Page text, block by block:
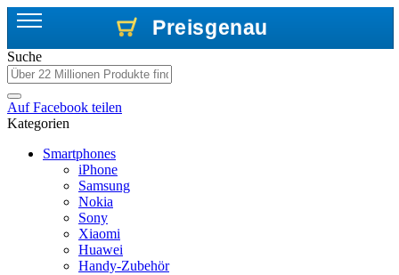
Preisgenau
Preisgenau
Preisgenau
Suche
AufFacebook teilen
Kategorien
Smartphones
iPhone
Samsung
Nokia
Sony
Xiaomi
Huawei
Handy-Zubehör